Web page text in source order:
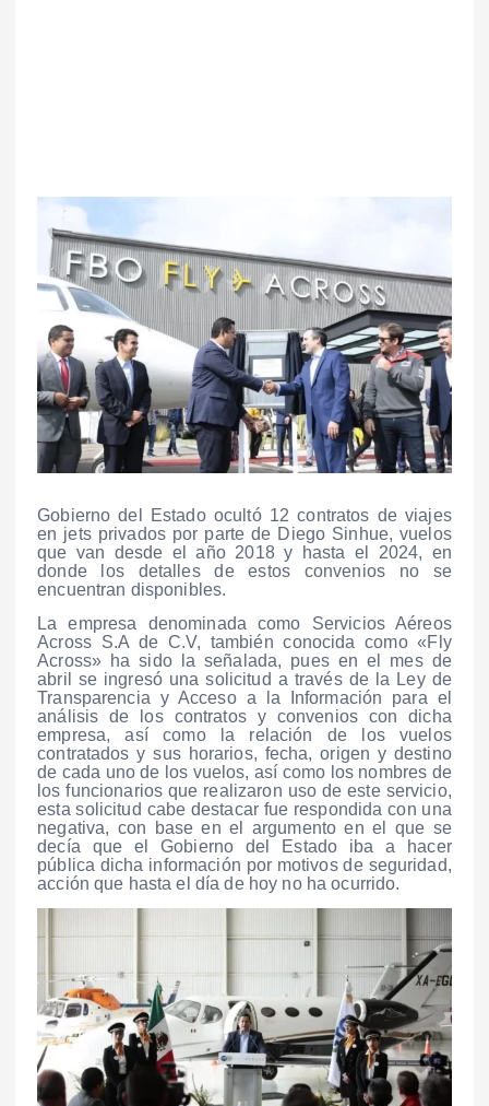
Gobierno del Estado ocultó 12 contratos de viajes
en jets privados por parte de Diego Sinhue, vuelos
que van desde el año 2018 y hasta el 2024, en
donde los detalles de estos convenios no se
encuentran disponibles.
La empresa denominada como Servicios Aéreos
Across S.A de C.V, también conocida como «Fly
Across» ha sido la señalada, pues en el mes de
abril se ingresó una solicitud a través de la Ley de
Transparencia y Acceso a la Información para el
análisis de los contratos y convenios con dicha
empresa, así como la relación de los vuelos
contratados y sus horarios, fecha, origen y destino
de cada uno de los vuelos, así como los nombres de
los funcionarios que realizaron uso de este servicio,
esta solicitud cabe destacar fue respondida con una
negativa, con base en el argumento en el que se
decía que el Gobierno del Estado iba a hacer
pública dicha información por motivos de seguridad,
acción que hasta el día de hoy no ha ocurrido.